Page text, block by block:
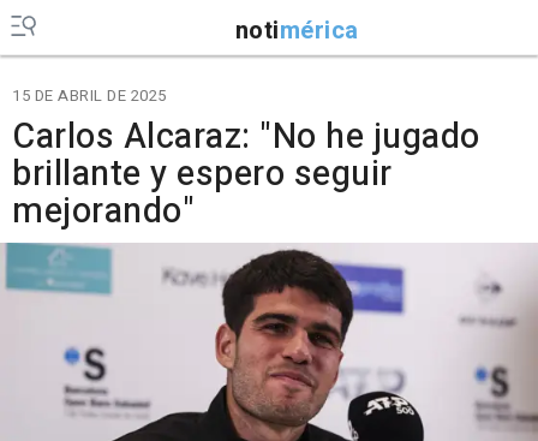
notimérica
15 DE ABRIL DE 2025
Carlos Alcaraz: "No he jugado
brillante y espero seguir
mejorando"